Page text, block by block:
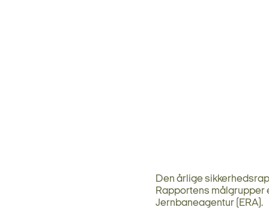
Den årlige
Rapportens målgrupper
Jernbaneagentur (ERA).